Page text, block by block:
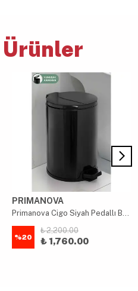
Ürünler
PRIMANOVA
Primanova Cigo Siyah Pedallı Banyo Mutfak Ofis Çöp Kovası 12 Lt
%20
₺ 2,200.00
₺ 1,760.00